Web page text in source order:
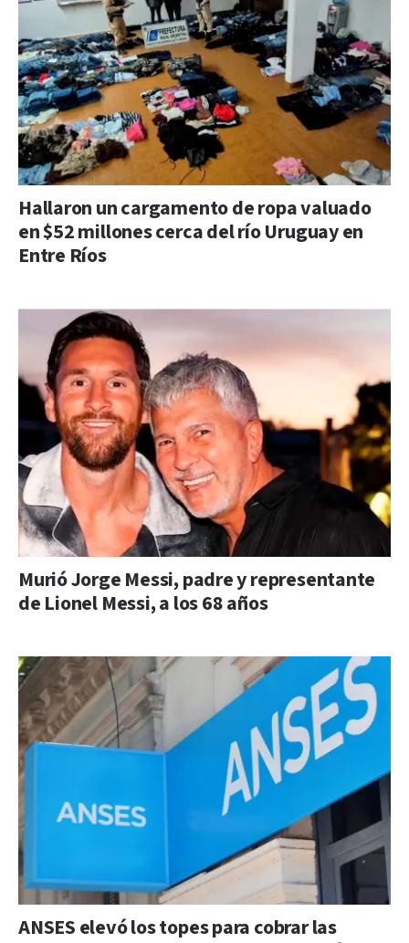
Hallaron un cargamento de ropa valuado
en $52 millones cerca del río Uruguay en
Entre Ríos
Murió Jorge Messi, padre y representante
de Lionel Messi, a los 68 años
ANSES elevó los topes para cobrar las